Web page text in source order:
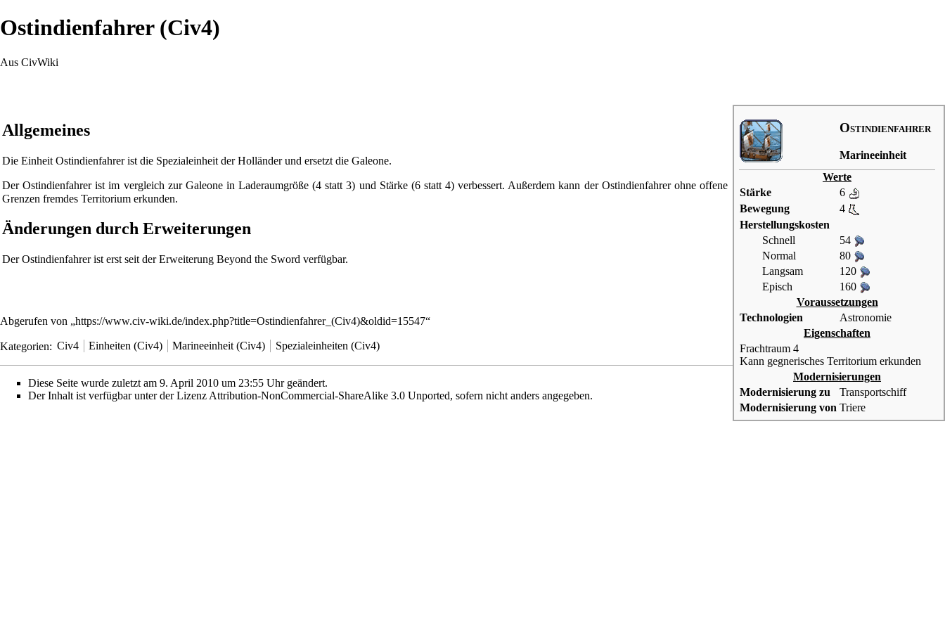
Ostindienfahrer (Civ4)
Aus CivWiki
Ostindienfahrer
Marineeinheit
Werte
Stärke
6
Bewegung
4
Herstellungskosten
Schnell
54
Normal
80
Langsam
120
Episch
160
Voraussetzungen
Technologien
Astronomie
Eigenschaften
Frachtraum 4
Kann gegnerisches Territorium erkunden
Modernisierungen
Modernisierung zu
Transportschiff
Modernisierung von Triere
Allgemeines
Die Einheit Ostindienfahrer ist die Spezialeinheit derHolländerund ersetzt die Galeone.
Der Ostindienfahrer ist im vergleich zur Galeonein Laderaumgröße (4 statt 3) und Stärke (6 statt 4) verbessert. Außerdem kann der Ostindienfahrer ohne offene
Grenzen fremdes Territorium erkunden.
Änderungen durch Erweiterungen
Der Ostindienfahrer ist erst seit der Erweiterung Beyond the Sword verfügbar.
Abgerufen von „https://www.civ-wiki.de/index.php?title=Ostindienfahrer_(Civ4)&oldid=15547“
Kategorien: Civ4 Einheiten (Civ4) Marineeinheit (Civ4) Spezialeinheiten (Civ4)
Diese Seite wurde zuletzt am 9. April 2010 um 23:55 Uhr geändert.
Der Inhalt ist verfügbar unter der Lizenz Attribution-NonCommercial-ShareAlike 3.0 Unported, sofern nicht anders angegeben.